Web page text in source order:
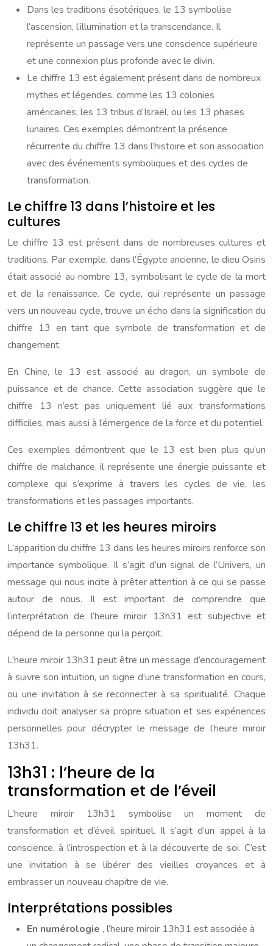
Dans les traditions ésotériques, le 13 symbolise
l’ascension, l’illumination et la transcendance. Il
représente un passage vers une conscience supérieure
et une connexion plus profonde avec le divin.
Le chiffre 13 est également présent dans de nombreux
mythes et légendes, comme les 13 colonies
américaines, les 13 tribus d’Israël, ou les 13 phases
lunaires. Ces exemples démontrent la présence
récurrente du chiffre 13 dans l’histoire et son association
avec des événements symboliques et des cycles de
transformation.
Le chiffre 13 dans l’histoire et les
cultures
Le chiffre 13 est présent dans de nombreuses cultures et
traditions. Par exemple, dans l’Égypte ancienne, le dieu Osiris
était associé au nombre 13, symbolisant le cycle de la mort
et de la renaissance. Ce cycle, qui représente un passage
vers un nouveau cycle, trouve un écho dans la signification du
chiffre 13 en tant que symbole de transformation et de
changement.
En Chine, le 13 est associé au dragon, un symbole de
puissance et de chance. Cette association suggère que le
chiffre 13 n’est pas uniquement lié aux transformations
difficiles, mais aussi à l’émergence de la force et du potentiel.
Ces exemples démontrent que le 13 est bien plus qu’un
chiffre de malchance, il représente une énergie puissante et
complexe qui s’exprime à travers les cycles de vie, les
transformations et les passages importants.
Le chiffre 13 et les heures miroirs
L’apparition du chiffre 13 dans les heures miroirs renforce son
importance symbolique. Il s’agit d’un signal de l’Univers, un
message qui nous incite à prêter attention à ce qui se passe
autour de nous. Il est important de comprendre que
l’interprétation de l’heure miroir 13h31 est subjective et
dépend de la personne qui la perçoit.
L’heure miroir 13h31 peut être un message d’encouragement
à suivre son intuition, un signe d’une transformation en cours,
ou une invitation à se reconnecter à sa spiritualité. Chaque
individu doit analyser sa propre situation et ses expériences
personnelles pour décrypter le message de l’heure miroir
13h31.
13h31 : l’heure de la
transformation et de l’éveil
L’heure miroir 13h31 symbolise un moment de
transformation et d’éveil spirituel. Il s’agit d’un appel à la
conscience, à l’introspection et à la découverte de soi. C’est
une invitation à se libérer des vieilles croyances et à
embrasser un nouveau chapitre de vie.
Interprétations possibles
En numérologie , l’heure miroir 13h31 est associée à